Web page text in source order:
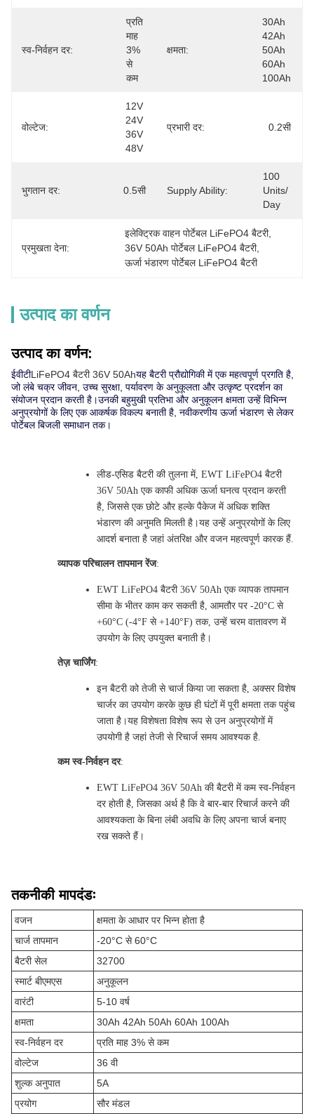
स्व-निर्वहन दर:
प्रति
माह
3%
से
कम
क्षमता:
30Ah
42Ah
50Ah
60Ah
100Ah
वोल्टेज:
12V
24V
36V
48V
प्रभारी दर: 0.2सी
भुगतान दर: 0.5सी Supply Ability:
100
Units/
Day
प्रमुखता देना:
इलेक्ट्रिक वाहन पोर्टेबल LiFePO4 बैटरी,
36V 50Ah पोर्टेबल LiFePO4 बैटरी,
ऊर्जा भंडारण पोर्टेबल LiFePO4 बैटरी
उत्पाद का वर्णन
उत्पाद का वर्णन:
ईवीटीLiFePO4 बैटरी 36V 50Ahयह बैटरी प्रौद्योगिकी में एक महत्वपूर्ण प्रगति है,
जो लंबे चक्र जीवन, उच्च सुरक्षा, पर्यावरण के अनुकूलता और उत्कृष्ट प्रदर्शन का
संयोजन प्रदान करती है।उनकी बहुमुखी प्रतिभा और अनुकूलन क्षमता उन्हें विभिन्न
अनुप्रयोगों के लिए एक आकर्षक विकल्प बनाती है, नवीकरणीय ऊर्जा भंडारण से लेकर
पोर्टेबल बिजली समाधान तक।
लीड-एसिड बैटरी की तुलना में, EWT LiFePO4 बैटरी
36V 50Ah एक काफी अधिक ऊर्जा घनत्व प्रदान करती
है, जिससे एक छोटे और हल्के पैकेज में अधिक शक्ति
भंडारण की अनुमति मिलती है।यह उन्हें अनुप्रयोगों के लिए
आदर्श बनाता है जहां अंतरिक्ष और वजन महत्वपूर्ण कारक हैं.
व्यापक परिचालन तापमान रेंज:
EWT LiFePO4 बैटरी 36V 50Ah एक व्यापक तापमान
सीमा के भीतर काम कर सकती है, आमतौर पर -20°C से
+60°C (-4°F से +140°F) तक, उन्हें चरम वातावरण में
उपयोग के लिए उपयुक्त बनाती है।
तेज़ चार्जिंग:
इन बैटरी को तेजी से चार्ज किया जा सकता है, अक्सर विशेष
चार्जर का उपयोग करके कुछ ही घंटों में पूरी क्षमता तक पहुंच
जाता है।यह विशेषता विशेष रूप से उन अनुप्रयोगों में
उपयोगी है जहां तेजी से रिचार्ज समय आवश्यक है.
कम स्व-निर्वहन दर:
EWT LiFePO4 36V 50Ah की बैटरी में कम स्व-निर्वहन
दर होती है, जिसका अर्थ है कि वे बार-बार रिचार्ज करने की
आवश्यकता के बिना लंबी अवधि के लिए अपना चार्ज बनाए
रख सकते हैं।
तकनीकी मापदंडः
वजन
क्षमता के आधार पर भिन्न होता है
चार्ज तापमान
-20°C से 60°C
बैटरी सेल
32700
स्मार्ट बीएमएस
अनुकूलन
वारंटी
5-10 वर्ष
क्षमता
30Ah 42Ah 50Ah 60Ah 100Ah
स्व-निर्वहन दर
प्रति माह 3% से कम
वोल्टेज
36 वी
शुल्क अनुपात
5A
प्रयोग
सौर मंडल